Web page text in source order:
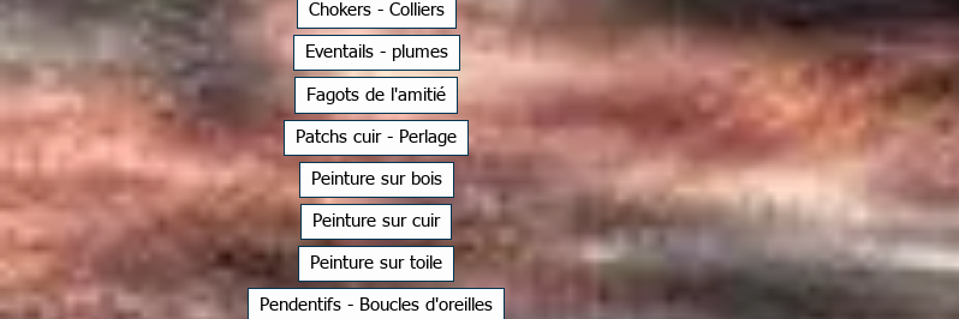
Chokers - Colliers
Eventails - plumes
Fagots de l'amitié
Patchs cuir - Perlage
Peinture sur bois
Peinture sur cuir
Peinture sur toile
Pendentifs - Boucles d'oreilles